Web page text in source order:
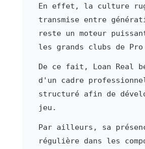
En effet, la culture
transmise entre
reste un moteur
les grands clubs de Pro
De ce fait, Loan Real
d'un cadre
structuré afin de
jeu.
Par ailleurs, sa
régulière dans les